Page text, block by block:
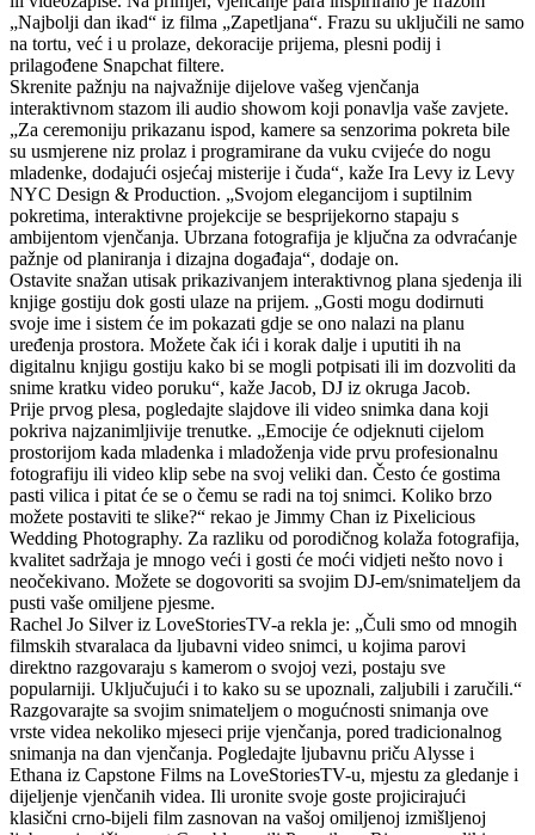
„Najbolji dan ikad“ iz filma „Zapetljana“. Frazu su uključili ne samo
na tortu, već i u prolaze, dekoracije prijema, plesni podij i
prilagođene Snapchat filtere.
Skrenite pažnju na najvažnije dijelove vašeg vjenčanja
interaktivnom stazom ili audio showom koji ponavlja vaše zavjete.
„Za ceremoniju prikazanu ispod, kamere sa senzorima pokreta bile
su usmjerene niz prolaz i programirane da vuku cvijeće do nogu
mladenke, dodajući osjećaj misterije i čuda“, kaže Ira Levy iz Levy
NYC Design & Production. „Svojom elegancijom i suptilnim
pokretima, interaktivne projekcije se besprijekorno stapaju s
ambijentom vjenčanja. Ubrzana fotografija je ključna za odvraćanje
pažnje od planiranja i dizajna događaja“, dodaje on.
Ostavite snažan utisak prikazivanjem interaktivnog plana sjedenja ili
knjige gostiju dok gosti ulaze na prijem. „Gosti mogu dodirnuti
svoje ime i sistem će im pokazati gdje se ono nalazi na planu
uređenja prostora. Možete čak ići i korak dalje i uputiti ih na
digitalnu knjigu gostiju kako bi se mogli potpisati ili im dozvoliti da
snime kratku video poruku“, kaže Jacob, DJ iz okruga Jacob.
Prije prvog plesa, pogledajte slajdove ili video snimka dana koji
pokriva najzanimljivije trenutke. „Emocije će odjeknuti cijelom
prostorijom kada mladenka i mladoženja vide prvu profesionalnu
fotografiju ili video klip sebe na svoj veliki dan. Često će gostima
pasti vilica i pitat će se o čemu se radi na toj snimci. Koliko brzo
možete postaviti te slike?“ rekao je Jimmy Chan iz Pixelicious
Wedding Photography. Za razliku od porodičnog kolaža fotografija,
kvalitet sadržaja je mnogo veći i gosti će moći vidjeti nešto novo i
neočekivano. Možete se dogovoriti sa svojim DJ-em/snimateljem da
pusti vaše omiljene pjesme.
Rachel Jo Silver iz LoveStoriesTV-a rekla je: „Čuli smo od mnogih
filmskih stvaralaca da ljubavni video snimci, u kojima parovi
direktno razgovaraju s kamerom o svojoj vezi, postaju sve
popularniji. Uključujući i to kako su se upoznali, zaljubili i zaručili.“
Razgovarajte sa svojim snimateljem o mogućnosti snimanja ove
vrste videa nekoliko mjeseci prije vjenčanja, pored tradicionalnog
snimanja na dan vjenčanja. Pogledajte ljubavnu priču Alysse i
Ethana iz Capstone Films na LoveStoriesTV-u, mjestu za gledanje i
dijeljenje vjenčanih videa. Ili uronite svoje goste projicirajući
klasični crno-bijeli film zasnovan na vašoj omiljenoj izmišljenoj